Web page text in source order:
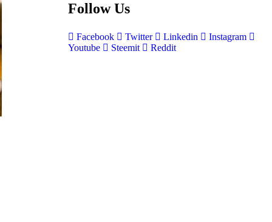
Follow Us
Facebook Twitter Linkedin
Instagram
Youtube
Steemit Reddit